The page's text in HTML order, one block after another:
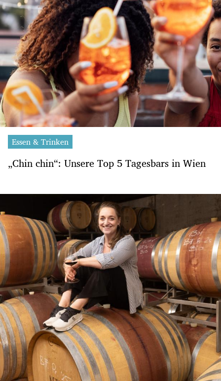
Essen & Trinken
„Chin chin“: Unsere Top 5 Tagesbars in Wien